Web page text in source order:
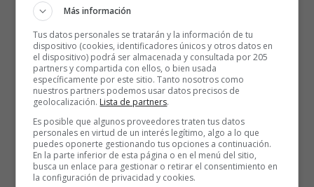
Más información
Tus datos personales se tratarán y la información de tu
dispositivo (cookies, identificadores únicos y otros datos en
el dispositivo) podrá ser almacenada y consultada por 205
partners y compartida con ellos, o bien usada
específicamente por este sitio. Tanto nosotros como
nuestros partners podemos usar datos precisos de
geolocalización. Lista de partners.
Es posible que algunos proveedores traten tus datos
personales en virtud de un interés legítimo, algo a lo que
puedes oponerte gestionando tus opciones a continuación.
En la parte inferior de esta página o en el menú del sitio,
busca un enlace para gestionar o retirar el consentimiento en
la configuración de privacidad y cookies.